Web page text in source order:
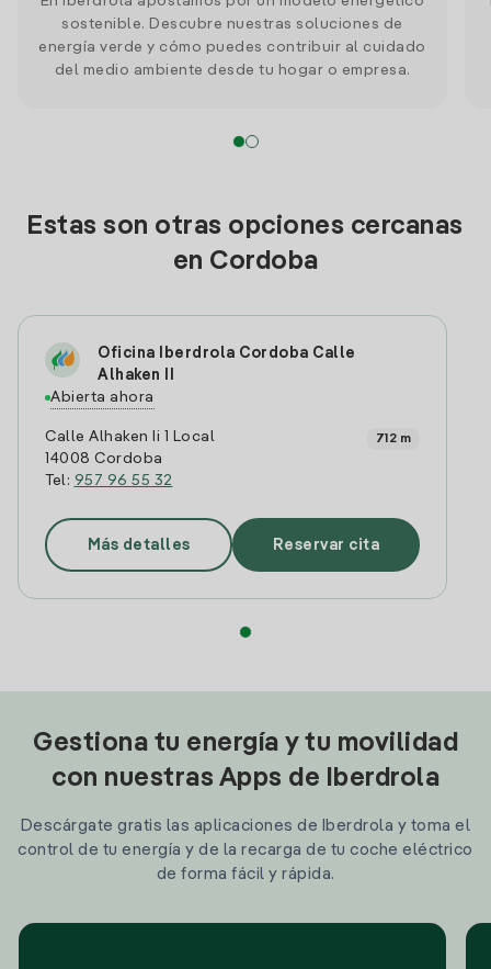
sostenible. Descubre nuestras soluciones de
energía verde y cómo puedes contribuir al cuidado
del medio ambiente desde tu hogar o empresa.
Estas son otras opciones cercanas
en Cordoba
Oficina Iberdrola Cordoba Calle
Alhaken II
Abierta ahora
Calle Alhaken Ii 1 Local
14008 Cordoba
Tel: 957 96 55 32
712 m
Más detalles Reservar cita
Gestiona tu energía y tu movilidad
con nuestras Apps de Iberdrola
Descárgate gratis las aplicaciones de Iberdrola y toma el
control de tu energía y de la recarga de tu coche eléctrico
de forma fácil y rápida.